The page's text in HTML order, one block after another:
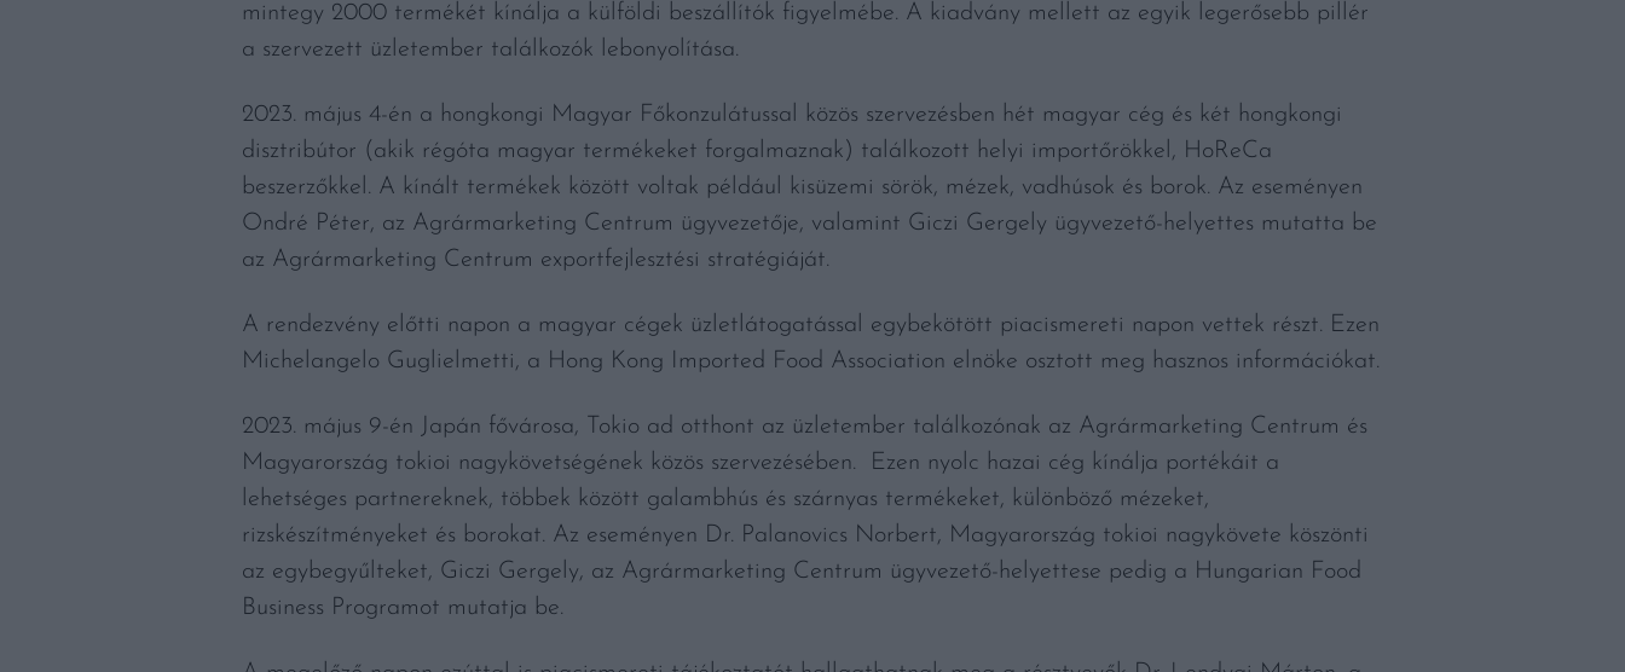
mintegy 2000 termékét kínálja a külföldi beszállítók figyelmébe. A kiadvány mellett az egyik legerősebb pillér
a szervezett üzletember találkozók lebonyolítása.
2023. május 4-én a hongkongi Magyar Főkonzulátussal közös szervezésben hét magyar cég és két hongkongi
disztribútor (akik régóta magyar termékeket forgalmaznak) találkozott helyi importőrökkel, HoReCa
beszerzőkkel. A kínált termékek között voltak például kisüzemi sörök, mézek, vadhúsok és borok. Az eseményen
Ondré Péter, az Agrármarketing Centrum ügyvezetője, valamint Giczi Gergely ügyvezető-helyettes mutatta be
az Agrármarketing Centrum exportfejlesztési stratégiáját.
A rendezvény előtti napon a magyar cégek üzletlátogatással egybekötött piacismereti napon vettek részt. Ezen
Michelangelo Guglielmetti, a Hong Kong Imported Food Association elnöke osztott meg hasznos információkat.
2023. május 9-én Japán fővárosa, Tokio ad otthont az üzletember találkozónak az Agrármarketing Centrum és
Magyarország tokioi nagykövetségének közös szervezésében. Ezen nyolc hazai cég kínálja portékáit a
lehetséges partnereknek, többek között galambhús és szárnyas termékeket, különböző mézeket,
rizskészítményeket és borokat. Az eseményen Dr. Palanovics Norbert, Magyarország tokioi nagykövete köszönti
az egybegyűlteket, Giczi Gergely, az Agrármarketing Centrum ügyvezető-helyettese pedig a Hungarian Food
Business Programot mutatja be.